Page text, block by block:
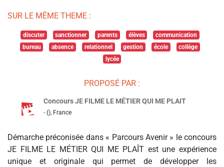
SUR LE MÊME THEME :
discuter sanctionner parents élèves
communication
bureau
absence relationnel gestion école
collège
lycée
PROPOSÉ PAR :
Concours JE FILME LE MÉTIER QUI ME PLAIT
- (), France
Démarche préconisée dans « Parcours Avenir » le concours
JE FILME LE MÉTIER QUI ME PLAÎT est une expérience
unique et originale qui permet de développer les